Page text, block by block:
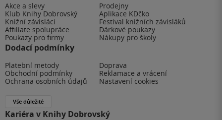
Akce a slevy
Prodejny
Klub Knihy Dobrovský
Aplikace KDčko
Knižní závisláci
Festival knižních závisláků
Affiliate spolupráce
Dárkové poukazy
Poukazy pro firmy
Nákupy pro školy
Dodací podmínky
Platební metody
Doprava
Obchodní podmínky
Reklamace a vrácení
Ochrana osobních údajů
Nastavení cookies
Vše důležité
Kariéra v Knihy Dobrovský